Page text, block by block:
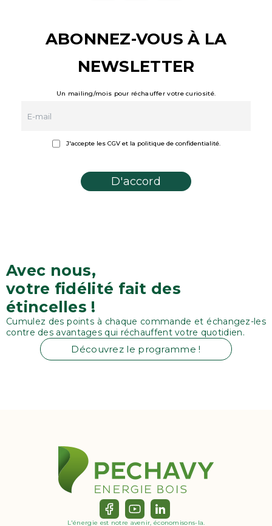
ABONNEZ-VOUS À LA
NEWSLETTER
Un mailing/mois pour réchauffer votre curiosité.
J'accepte les CGV et la politique de confidentialité.
D'accord
Avec nous,
votre fidélité fait des
étincelles !
Cumulez des points à chaque commande et échangez-les
contre des avantages qui réchauffent votre quotidien.
Découvrez le programme !
L'énergie est notre avenir, économisons-la.